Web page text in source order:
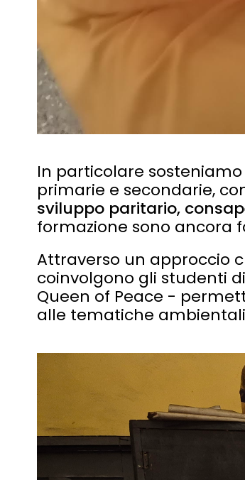
In particolare
primarie e secondarie,
sviluppo paritario,
formazione sono ancora
Attraverso un approccio
coinvolgono gli studenti
Queen of Peace -
alle tematiche